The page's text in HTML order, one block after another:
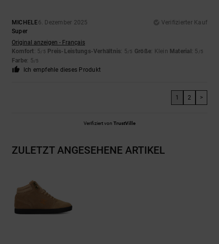
MICHELE6. Dezember 2025
Verifizierter Kauf
Super
Original anzeigen - Français
Komfort: 5/5 Preis-Leistungs-Verhältnis: 5/5 Größe: Klein Material : 5 /5
Farbe: 5/5
Ich empfehle dieses Produkt
1 2 >
Verifiziert von TrustVille
ZULETZT ANGESEHENE ARTIKEL